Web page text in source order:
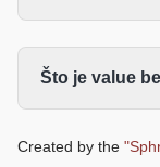
Što je value
Created by the